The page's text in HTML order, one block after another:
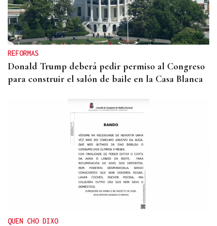
RECETA
Cómo preparar un buen pulpo a la gallega
REFORMAS
Donald Trump deberá pedir permiso al Congreso
para construir el salón de baile en la Casa Blanca
QUEN CHO DIXO